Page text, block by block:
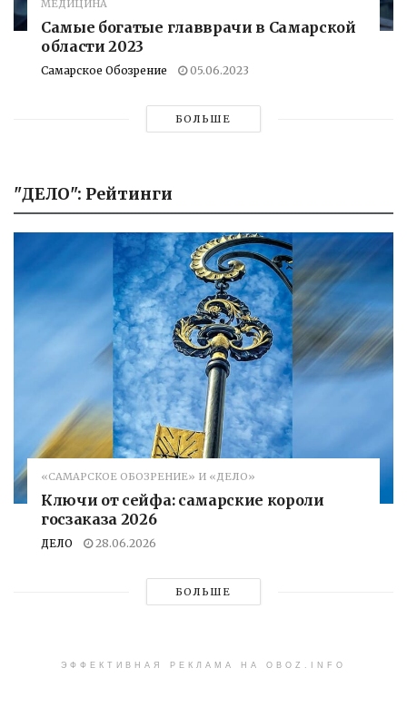
МЕДИЦИНА
Самые богатые главврачи в Самарской
области 2023
Самарское Обозрение 05.06.2023
БОЛЬШЕ
"ДЕЛО": Рейтинги
«САМАРСКОЕ ОБОЗРЕНИЕ» И «ДЕЛО»
Ключи от сейфа: самарские короли
госзаказа 2026
ДЕЛО 28.06.2026
БОЛЬШЕ
ЭФФЕКТИВНАЯ РЕКЛАМА НА OBOZ.INFO